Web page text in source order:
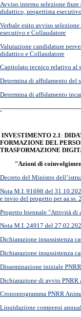
Avviso interno selezione
didattico, progettista
Verbale esito avviso
esecutivo e Collaudatore
Valutazione candidature
didattico e Collaudatore
Capitolato tecnico relativo al
Determina di affidamento del
Determina di affidamento
-
INVESTIMENTO 2.1:
FORMAZIONE DEL
TRASFORMAZIONE
"Azioni di
Decreto del Ministro
Nota M.I. 91698 del
e invio del progetto per aa.ss.
Progetto biennale "Attività di
Nota M.I. 24917 del
Dichiarazione insussistenza
Dichiarazione insussistenza
Disseminazione iniziale
Dichiarazione di avvio PNRR
Cronoprogramma PNRR
Liquidazione compensi